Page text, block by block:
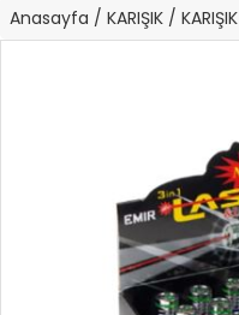
Anasayfa / KARIŞIK / KARIŞIK